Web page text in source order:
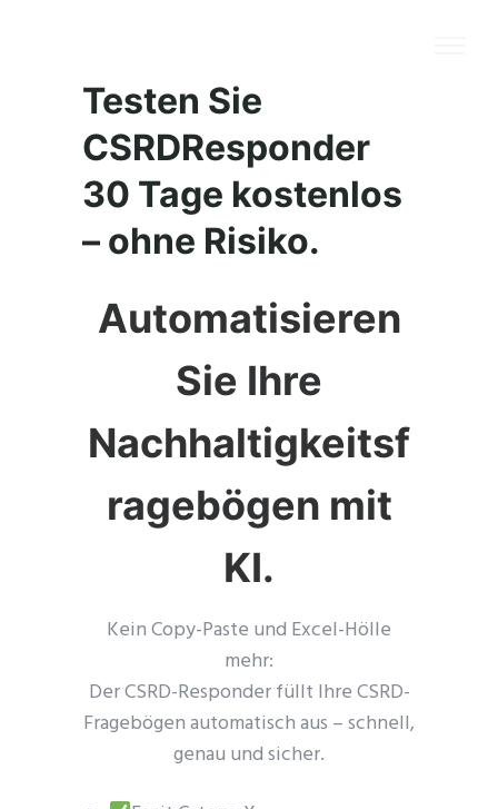
Testen Sie
CSRDResponder
30 Tage kostenlos
– ohne Risiko.
Automatisieren
Sie Ihre
Nachhaltigkeitsf
ragebögen mit
KI.
Kein Copy-Paste und Excel-Hölle
mehr:
Der CSRD-Responder füllt Ihre CSRD-
Fragebögen automatisch aus – schnell,
genau und sicher.